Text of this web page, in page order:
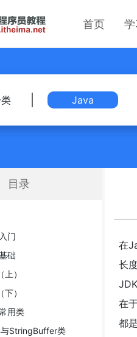
首页
Java
目录
门
础
）
）
用类
StringBuffer类
在
长
在
都